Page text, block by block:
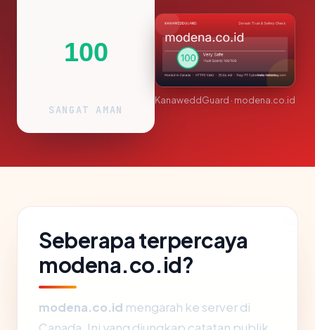
100
SANGAT AMAN
KanaweddGuard · modena.co.id
Seberapa terpercaya
modena.co.id?
modena.co.id mengarah ke server di